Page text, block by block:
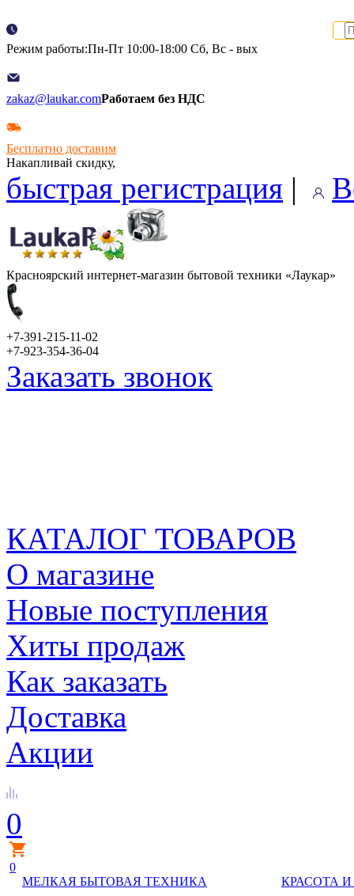
Режим работы:Пн-Пт 10:00-18:00 Сб, Вс - вых
zakaz@laukar.comРаботаем без НДС
Бесплатно доставим
Накапливай скидку,
быстрая регистрация |
Красноярский интернет-магазин бытовой техники «Лаукар»
+7-391-215-11-02
+7-923-354-36-04
Заказать звонок
КАТАЛОГ ТОВАРОВ
О магазине
Новые поступления
Хиты продаж
Как заказать
Доставка
Акции
0
0
МЕЛКАЯ БЫТОВАЯ ТЕХНИКА
КРАСОТА И